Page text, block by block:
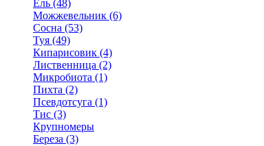
Ель (48)
Можжевельник (6)
Сосна (53)
Туя (49)
Кипарисовик (4)
Лиственница (2)
Микробиота (1)
Пихта (2)
Псевдотсуга (1)
Тис (3)
Крупномеры
Береза (3)